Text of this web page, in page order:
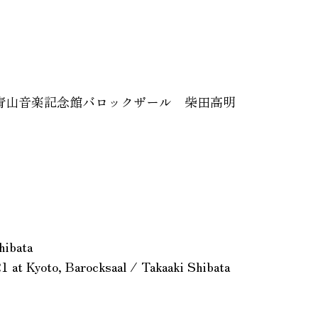
音楽記念館バロックザール 柴田高明
at Kyoto, Barocksaal / Takaaki Shibata